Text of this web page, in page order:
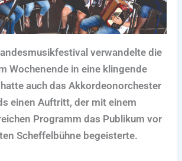
verwandelte die
Wochenende in eine klingende
auch das Akkordeonorchester
einen Auftritt, der mit einem
Programm das Publikum vor
Scheffelbühne begeisterte.